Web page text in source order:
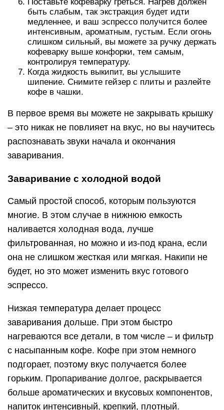
быть слабым, так экстракция будет идти
медленнее, и ваш эспрессо получится более
интенсивным, ароматным, густым. Если огонь
слишком сильный, вы можете за ручку держать
кофеварку выше конфорки, тем самым,
контролируя температуру.
Когда жидкость выкипит, вы услышите
шипение. Снимите гейзер с плиты и разлейте
кофе в чашки.
В первое время вы можете не закрывать крышку
– это никак не повлияет на вкус, но вы научитесь
распознавать звуки начала и окончания
заваривания.
Заваривание с холодной водой
Самый простой способ, которым пользуются
многие. В этом случае в нижнюю емкость
наливается холодная вода, лучше
фильтрованная, но можно и из-под крана, если
она не слишком жесткая или мягкая. Накипи не
будет, но это может изменить вкус готового
эспрессо.
Низкая температура делает процесс
заваривания дольше. При этом быстро
нагреваются все детали, в том числе – и фильтр
с насыпанным кофе. Кофе при этом немного
подгорает, поэтому вкус получается более
горьким. Пропаривание долгое, раскрывается
больше ароматических и вкусовых компонентов,
напиток интенсивный, крепкий, плотный.